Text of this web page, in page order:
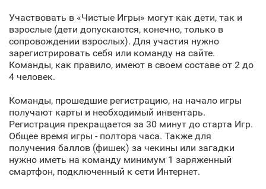
Участвовать в «Чистые Игры» могут как дети, так и
взрослые (дети допускаются, конечно, только в
сопровождении взрослых). Для участия нужно
зарегистрировать себя или команду на сайте.
Команды, как правило, имеют в своем составе от 2 до
4 человек.
Команды, прошедшие регистрацию, на начало игры
получают карты и необходимый инвентарь.
Регистрация прекращается за 30 минут до старта Игр.
Общее время игры - полтора часа. Также для
получения баллов (фишек) за чекины или загадки
нужно иметь на команду минимум 1 заряженный
смартфон, подключенный к сети Интернет.